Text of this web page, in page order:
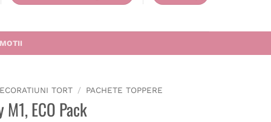
TORT / PACHETE TOPPERE
ECO Pack